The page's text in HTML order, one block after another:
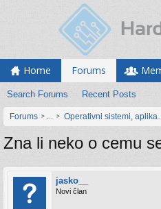
Home Forums
Search Forums Recent Posts
Forums ... Operativni sistemi,
Zna li neko o cemu
jasko__
Novi član